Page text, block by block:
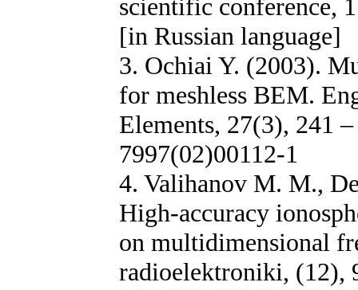
scientific conference,
[in Russian language]
3. Ochiai Y. (2003).
for meshless BEM.
Elements, 27(3), 241
7997(02)00112-1
4. Valihanov M. M.,
High-accuracy
on multidimensional
radioelektroniki, (12),